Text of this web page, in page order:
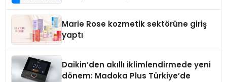
Marie Rose kozmetik sektörüne giriş
yaptı
Daikin’den akıllı iklimlendirmede yeni
dönem: Madoka Plus Türkiye’de